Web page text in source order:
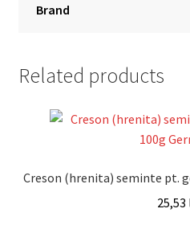
Brand
Related products
Creson (hrenita) seminte pt.
25,53